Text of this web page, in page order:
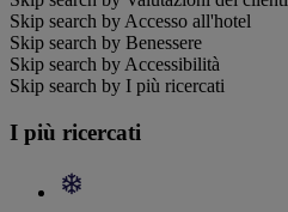
Skip search by Accesso all'hotel
Skip search by Benessere
Skip search by Accessibilità
Skip search by I più ricercati
I più ricercati